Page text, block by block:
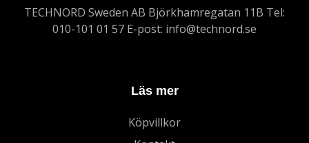
TECHNORD Sweden AB Björkhamregatan 11B Tel:
010-101 01 57 E-post: info@technord.se
Läs mer
Köpvillkor